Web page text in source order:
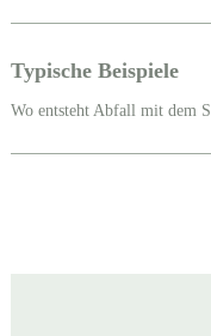
Typische Beispiele
Wo entsteht Abfall mit dem